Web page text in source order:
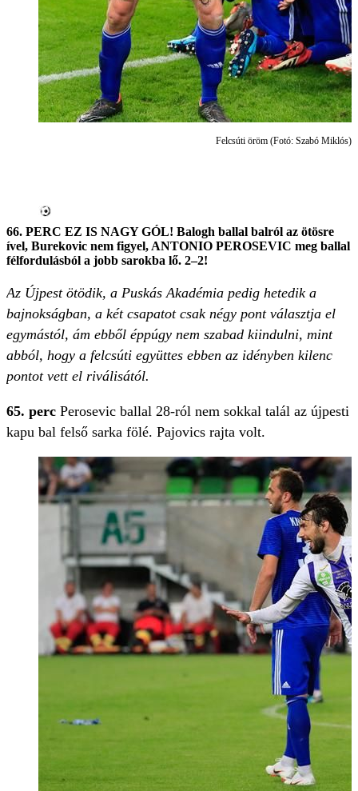
Felcsúti öröm (Fotó: Szabó Miklós)
66. PERC EZ IS NAGY GÓL! Balogh ballal balról az ötösre
ível, Burekovic nem figyel, ANTONIO PEROSEVIC meg ballal
félfordulásból a jobb sarokba lő. 2–2!
Az Újpest ötödik, a Puskás Akadémia pedig hetedik a
bajnokságban, a két csapatot csak négy pont választja el
egymástól, ám ebből éppúgy nem szabad kiindulni, mint
abból, hogy a felcsúti együttes ebben az idényben kilenc
pontot vett el riválisától.
65. perc Perosevic ballal 28-ról nem sokkal talál az újpesti
kapu bal felső sarka fölé. Pajovics rajta volt.